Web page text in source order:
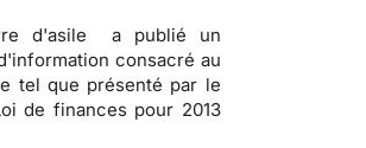
d'asile a publié un
consacré au
tel que présenté par le
de finances pour 2013